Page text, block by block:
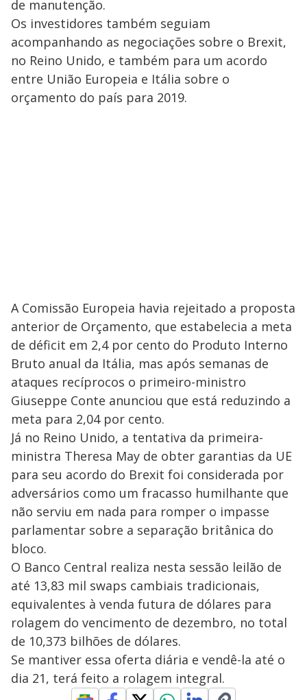
de manutenção.
Os investidores também seguiam
acompanhando as negociações sobre o Brexit,
no Reino Unido, e também para um acordo
entre União Europeia e Itália sobre o
orçamento do país para 2019.
A Comissão Europeia havia rejeitado a proposta
anterior de Orçamento, que estabelecia a meta
de déficit em 2,4 por cento do Produto Interno
Bruto anual da Itália, mas após semanas de
ataques recíprocos o primeiro-ministro
Giuseppe Conte anunciou que está reduzindo a
meta para 2,04 por cento.
Já no Reino Unido, a tentativa da primeira-
ministra Theresa May de obter garantias da UE
para seu acordo do Brexit foi considerada por
adversários como um fracasso humilhante que
não serviu em nada para romper o impasse
parlamentar sobre a separação britânica do
bloco.
O Banco Central realiza nesta sessão leilão de
até 13,83 mil swaps cambiais tradicionais,
equivalentes à venda futura de dólares para
rolagem do vencimento de dezembro, no total
de 10,373 bilhões de dólares.
Se mantiver essa oferta diária e vendê-la até o
dia 21, terá feito a rolagem integral.